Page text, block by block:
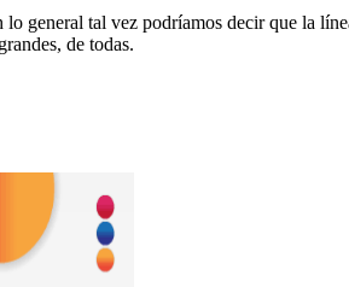
general tal vez podríamos decir que la
de todas.